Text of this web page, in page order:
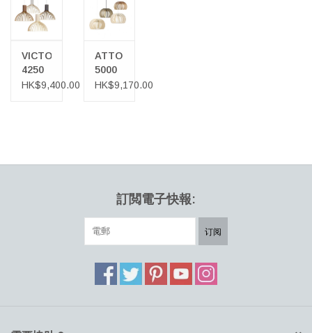
VICTO
4250
吊灯
HK$9,400.00
ATTO
5000
天花吊
HK$9,170.00
訂閲電子快報:
订阅